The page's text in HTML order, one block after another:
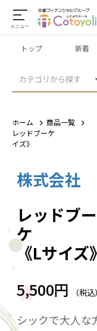
メニュー
カテゴリから探す
トップ 新着
ホーム
商品一覧
レッ
イズ》
株式会社
レッドブー
《Lサイズ》
5,500円 （税込）
シックで大人な